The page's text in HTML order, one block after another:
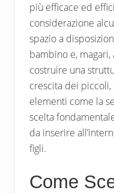
più efficace ed
considerazione
spazio a
bambino e,
costruire una
crescita dei piccoli,
elementi come la
scelta
da inserire
figli.
Come